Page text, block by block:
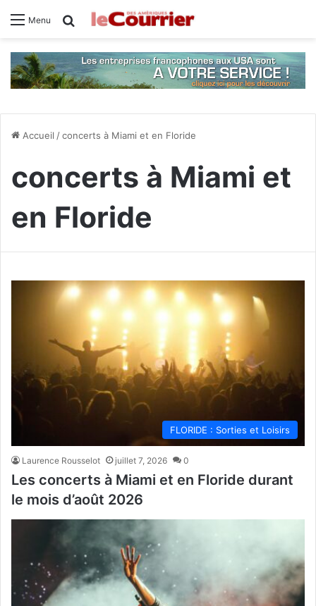
Menu Rechercher
Accueil /concerts à Miami et en Floride
concerts à Miami et
en Floride
FLORIDE : Sorties et Loisirs
Laurence Rousselot juillet 7, 2026 0
Les concerts à Miami et en Floride durant
le mois d’août 2026